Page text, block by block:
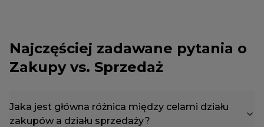
Najczęściej zadawane pytania o
Zakupy vs. Sprzedaż
Jaka jest główna różnica między celami działu
zakupów a działu sprzedaży?